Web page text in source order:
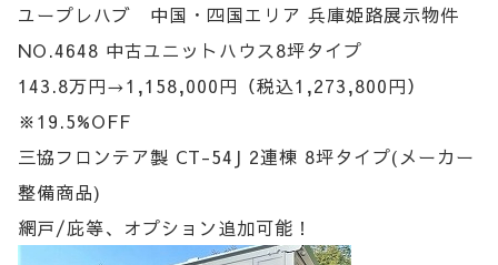
ユープレハブ 中国・四国エリア 兵庫姫路展示物件
NO.4648 中古ユニットハウス8坪タイプ
143.8万円→1,158,000円（税込1,273,800円）
※19.5%OFF
三協フロンテア製 CT-54J 2連棟 8坪タイプ(メーカー
整備商品)
網戸/庇等、オプション追加可能！